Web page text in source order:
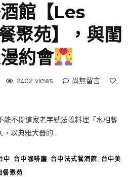
館【Les
聚苑】，與閨
約會
2402 views
尚無留言
能不提這家老字號法義料理「水相餐
以典雅大器的...
中 台中咖啡廳 台中法式餐酒館
台中美
餐聚苑